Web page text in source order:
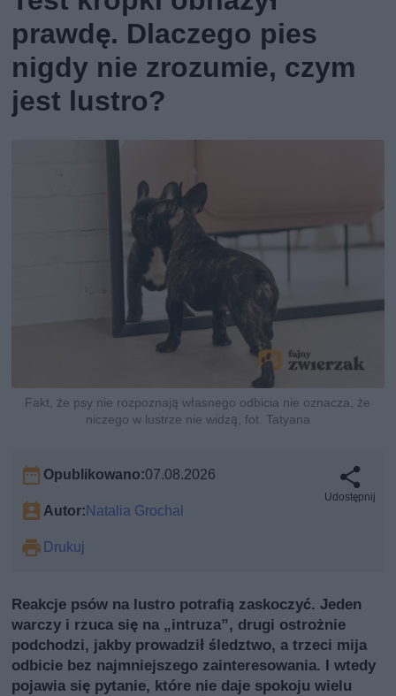
prawdę. Dlaczego pies
nigdy nie zrozumie, czym
jest lustro?
Fakt, że psy nie rozpoznają własnego odbicia nie oznacza, że
niczego w lustrze nie widzą, fot. Tatyana
Opublikowano:07.08.2026
Autor: Natalia Grochal
Drukuj
Udostępnij
Reakcje psów na lustro potrafią zaskoczyć. Jeden
warczy i rzuca się na „intruzа”, drugi ostrożnie
podchodzi, jakby prowadził śledztwo, a trzeci mija
odbicie bez najmniejszego zainteresowania. I wtedy
pojawia się pytanie, które nie daje spokoju wielu